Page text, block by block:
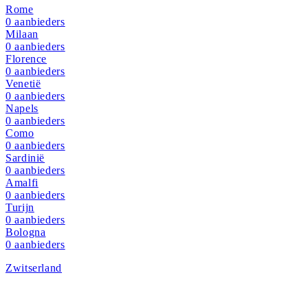
Rome
0 aanbieders
Milaan
0 aanbieders
Florence
0 aanbieders
Venetië
0 aanbieders
Napels
0 aanbieders
Como
0 aanbieders
Sardinië
0 aanbieders
Amalfi
0 aanbieders
Turijn
0 aanbieders
Bologna
0 aanbieders
Zwitserland